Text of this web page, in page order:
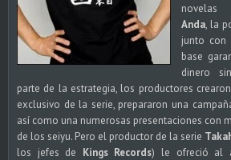
Anda, la
junto con
base
dinero
parte de la estrategia, los productores
exclusivo de la serie, prepararon una
así como una numerosas presentaciones con
de los seiyu. Pero el productor de la serie
los jefes de Kings Records) le ofreció al